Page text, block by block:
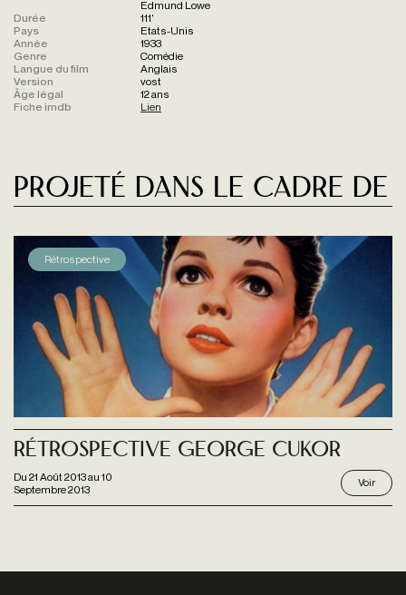
Edmund Lowe
Durée
111'
Pays
Etats-Unis
Année
1933
Genre
Comédie
Langue du film
Anglais
Version
vost
Âge légal
12 ans
Fiche imdb
Lien
Projeté dans le cadre de
Rétrospective
Du 21 Août 2013au 10
Septembre 2013
Rétrospective George Cukor
Voir